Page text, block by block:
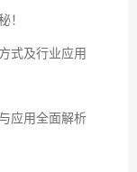
！
式及行业应用
应用全面解析